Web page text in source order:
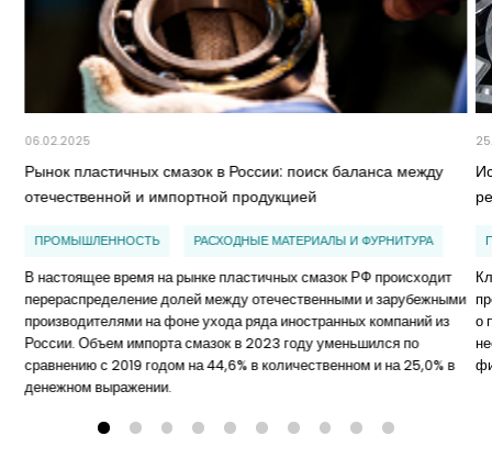
06.02.2025
Рынок пластичных смазок в России: поиск баланса между
отечественной и импортной продукцией
ПРОМЫШЛЕННОСТЬ РАСХОДНЫЕ МАТЕРИАЛЫ И ФУРНИТУРА
В настоящее время на рынке пластичных смазок РФ происходит
перераспределение долей между отечественными и зарубежными
производителями на фоне ухода ряда иностранных компаний из
России. Объем импорта смазок в 2023 году уменьшился по
сравнению с 2019 годом на 44,6% в количественном и на 25,0% в
денежном выражении.
о